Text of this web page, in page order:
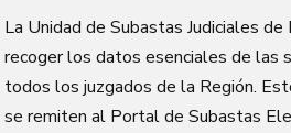
La Unidad de Subastas Judiciales
recoger los datos esenciales de las
todos los juzgados de la Región.
se remiten al Portal de Subastas